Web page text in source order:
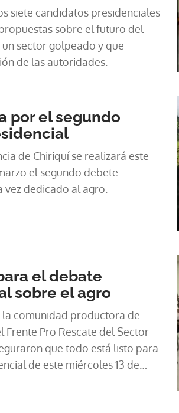
siete candidatos presidenciales
sobre el futuro del
un sector golpeado y que
de las autoridades.
por el segundo
de Chiriquí se realizará este
el segundo debete
vez dedicado al agro.
el debate
sobre el agro
la comunidad productora de
Frente Pro Rescate del Sector
que todo está listo para
de este miércoles 13 de